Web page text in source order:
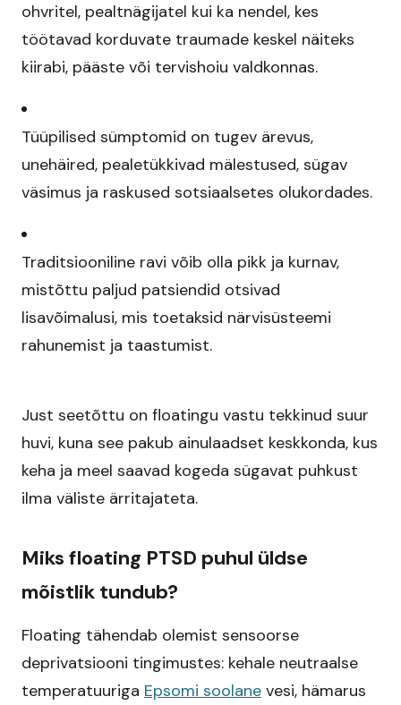
ohvritel, pealtnägijatel kui ka nendel, kes
töötavad korduvate traumade keskel näiteks
kiirabi, pääste või tervishoiu valdkonnas.​
Tüüpilised sümptomid on tugev ärevus,
unehäired, pealetükkivad mälestused, sügav
väsimus ja raskused sotsiaalsetes olukordades.​
Traditsiooniline ravi võib olla pikk ja kurnav,
mistõttu paljud patsiendid otsivad
lisavõimalusi, mis toetaksid närvisüsteemi
rahunemist ja taastumist.​
Just seetõttu on floatingu vastu tekkinud suur
huvi, kuna see pakub ainulaadset keskkonda, kus
keha ja meel saavad kogeda sügavat puhkust
ilma väliste ärritajateta.​
Miks floating PTSD puhul üldse
mõistlik tundub?
Floating tähendab olemist sensoorse
deprivatsiooni tingimustes: kehale neutraalse
temperatuuriga Epsomi soolane vesi, hämarus